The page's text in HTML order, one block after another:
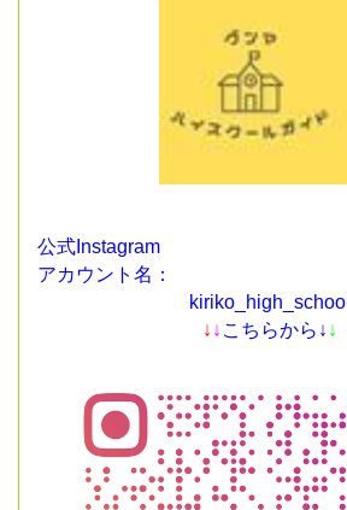
公式Instagram
アカウント名：
kiriko_high_school
↓ ↓ こちらから↓ ↓